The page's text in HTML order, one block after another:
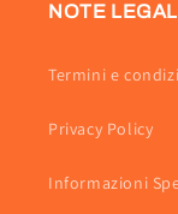
NOTE
Termini e
Privacy Policy
Informazioni